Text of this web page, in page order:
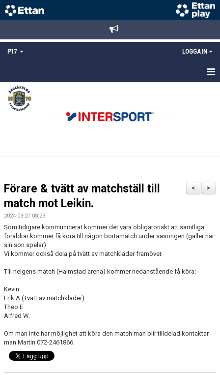
P17 LOGGA IN
HEM
NYHETER
DOKUMENT
KONTAKT
>
<
Förare & tvätt av matchställ till
match mot Leikin.
2024-03-27 08:23
Som tidigare kommunicerat kommer det vara obligatoriskt att samtliga
föräldrar kommer få köra till någon bortamatch under säsongen (gäller när
sin son spelar).
Vi kommer också dela på tvätt av matchkläder framöver.
Till helgens match (Halmstad arena) kommer nedanstående få köra:
Kevin
Erik A (Tvätt av matchkläder)
Theo E
Alfred W.
Om man inte har möjlighet att köra den match man blir tilldelad kontaktar
man Martin 072-2461866.